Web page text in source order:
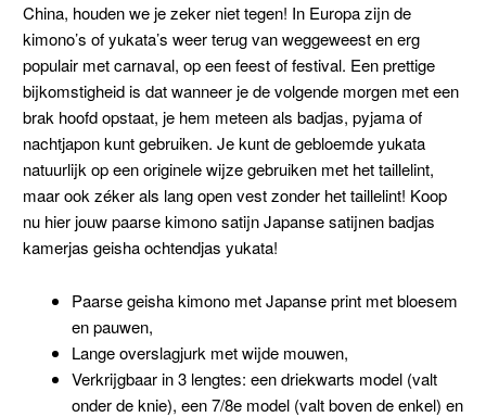
China, houden we je zeker niet tegen! In Europa zijn de
kimono’s of yukata’s weer terug van weggeweest en erg
populair met carnaval, op een feest of festival. Een prettige
bijkomstigheid is dat wanneer je de volgende morgen met een
brak hoofd opstaat, je hem meteen als badjas, pyjama of
nachtjapon kunt gebruiken. Je kunt de gebloemde yukata
natuurlijk op een originele wijze gebruiken met het taillelint,
maar ook zéker als lang open vest zonder het taillelint! Koop
nu hier jouw paarse kimono satijn Japanse satijnen badjas
kamerjas geisha ochtendjas yukata!
Paarse geisha kimono met Japanse print met bloesem
en pauwen,
Lange overslagjurk met wijde mouwen,
Verkrijgbaar in 3 lengtes: een driekwarts model (valt
onder de knie), een 7/8e model (valt boven de enkel) en